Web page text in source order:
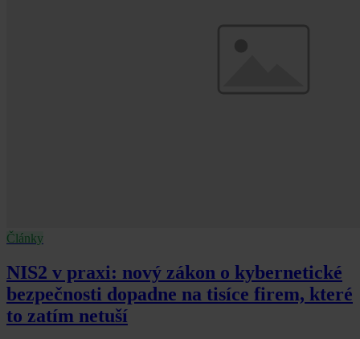
Články
NIS2 v praxi: nový zákon o kybernetické
bezpečnosti dopadne na tisíce firem, které
to zatím netuší